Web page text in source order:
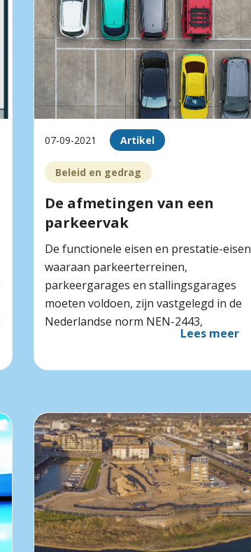
07-09-2021 Artikel
Beleid en gedrag
De afmetingen van een
parkeervak
De functionele eisen en prestatie-eisen
waaraan parkeerterreinen,
parkeergarages en stallingsgarages
moeten voldoen, zijn vastgelegd in de
Nederlandse norm NEN-2443,
Lees meer